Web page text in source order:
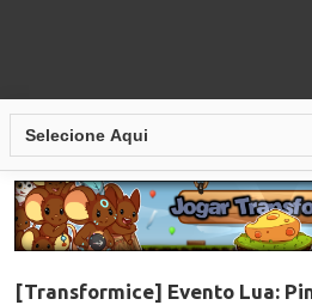
[Transformice] Evento Lua: